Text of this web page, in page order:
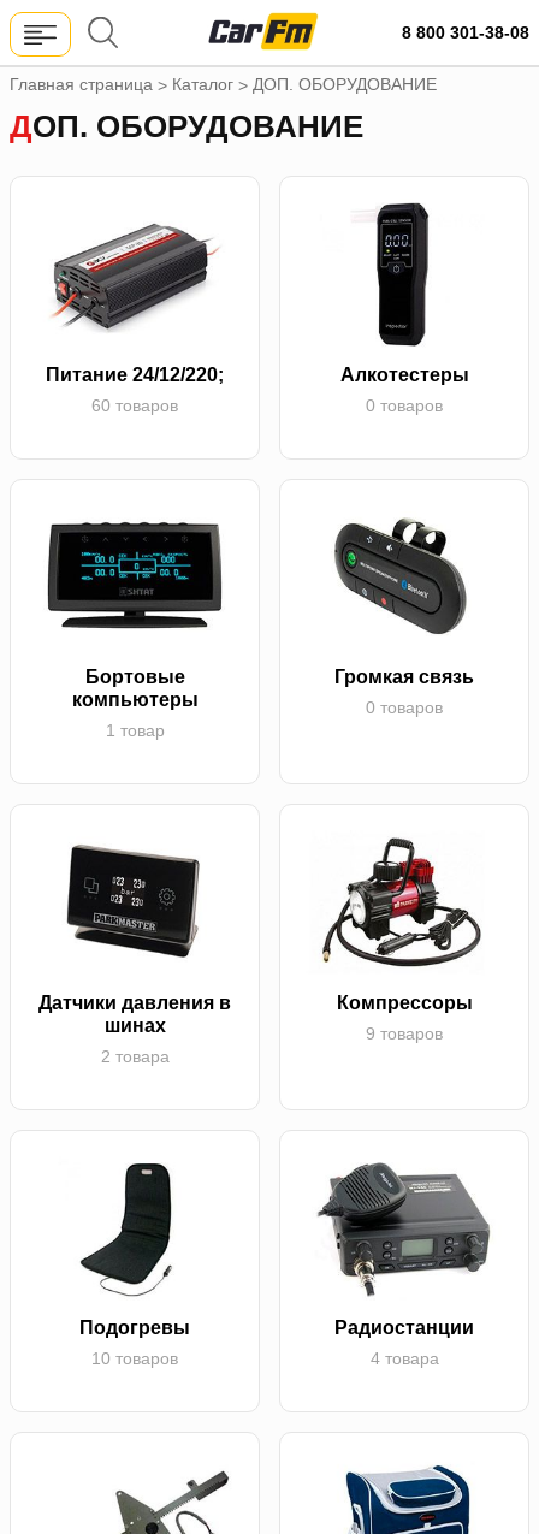
8 800 301-38-08
Главная страница > Каталог > ДОП. ОБОРУДОВАНИЕ
ДОП. ОБОРУДОВАНИЕ
Питание 24/12/220;
60 товаров
Алкотестеры
0 товаров
Бортовые
компьютеры
1 товар
Громкая связь
0 товаров
Датчики давления в
шинах
2 товара
Компрессоры
9 товаров
Подогревы
10 товаров
Радиостанции
4 товара